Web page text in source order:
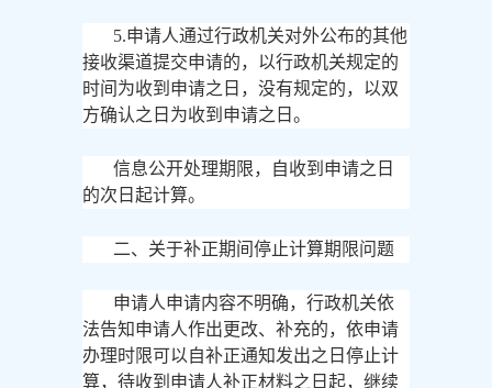
5.申请人通过行政机关对外公布的其他
接收渠道提交申请的，以行政机关规定的
时间为收到申请之日，没有规定的，以双
方确认之日为收到申请之日。
信息公开处理期限，自收到申请之日
的次日起计算。
二、关于补正期间停止计算期限问题
申请人申请内容不明确，行政机关依
法告知申请人作出更改、补充的，依申请
办理时限可以自补正通知发出之日停止计
算，待收到申请人补正材料之日起，继续